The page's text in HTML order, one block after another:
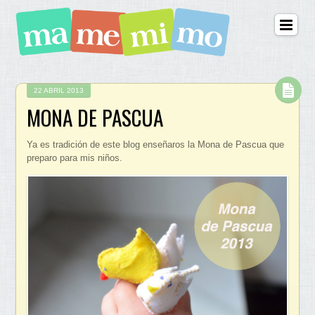
22 ABRIL 2013
MONA DE PASCUA
Ya es tradición de este blog enseñaros la Mona de Pascua que
preparo para mis niños.